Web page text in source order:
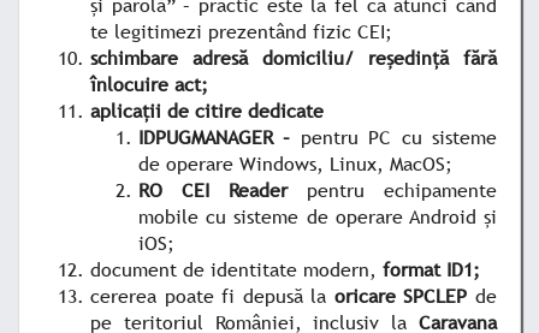
te legitimezi prezentând fizic CEI;
schimbare adresă domiciliu/ reședință fără
înlocuire act;
aplicații de citire dedicate
IDPUGMANAGER – pentru PC cu sisteme
de operare Windows, Linux, MacOS;
RO CEI Reader pentru echipamente
mobile cu sisteme de operare Android și
iOS;
document de identitate modern, format ID1;
cererea poate fi depusă la oricare SPCLEP de
pe teritoriul României, inclusiv la Caravana